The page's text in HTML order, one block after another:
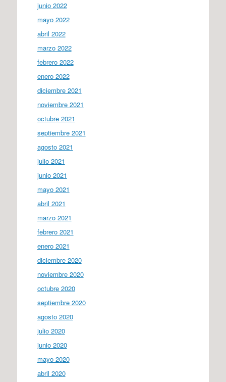
junio 2022
mayo 2022
abril 2022
marzo 2022
febrero 2022
enero 2022
diciembre 2021
noviembre 2021
octubre 2021
septiembre 2021
agosto 2021
julio 2021
junio 2021
mayo 2021
abril 2021
marzo 2021
febrero 2021
enero 2021
diciembre 2020
noviembre 2020
octubre 2020
septiembre 2020
agosto 2020
julio 2020
junio 2020
mayo 2020
abril 2020